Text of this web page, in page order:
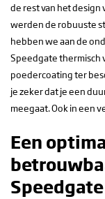
de rest van het design
werden de robuuste
hebben we aan de
Speedgate thermisch
poedercoating ter
je zeker dat je een
meegaat. Ook in een
Een
Speedgate